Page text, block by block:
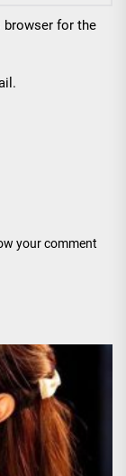
browser for the
your comment